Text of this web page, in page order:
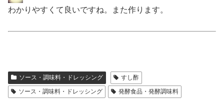
わかりやすくて良いですね。また作ります。
ソース・調味料・ドレッシング
すし酢
ソース・調味料・ドレッシング
発酵食品・発酵調味料